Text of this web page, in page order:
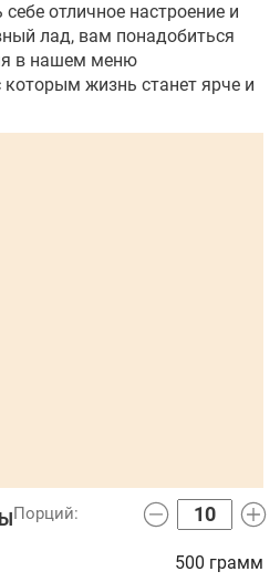
отличное настроение и
лад, вам понадобиться
в нашем меню
жизнь станет ярче и
500 грамм